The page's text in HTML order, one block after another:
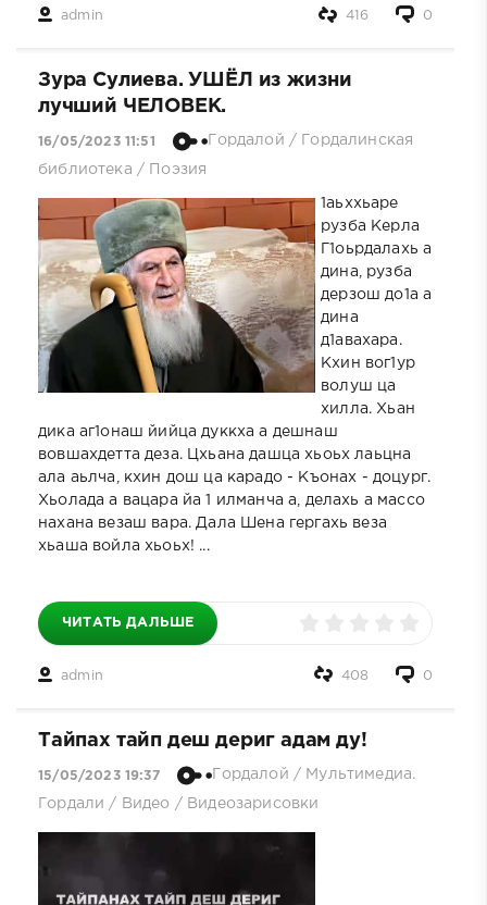
admin 0
416
Зура Сулиева. УШЁЛ из жизни
лучший ЧЕЛОВЕК.
16/05/2023 11:51 Гордалой / Гордалинская
библиотека / Поэзия
1аьххьаре
рузба Керла
Г1оьрдалахь а
дина, рузба
дерзош до1а а
дина
д1авахара.
Кхин вог1ур
волуш ца
хилла. Хьан
дика аг1онаш йийца дуккха а дешнаш
вовшахдетта деза. Цхьана дашца хьоьх лаьцна
ала аьлча, кхин дош ца карадо - Къонах - доцург.
Хьолада а вацара йа 1 илманча а, делахь а массо
нахана везаш вара. Дала Шена гергахь веза
хьаша войла хьоьх! ...
ЧИТАТЬ ДАЛЬШЕ
admin 0
408
Тайпах тайп деш дериг адам ду!
15/05/2023 19:37 Гордалой / Мультимедиа.
Гордали / Видео / Видеозарисовки